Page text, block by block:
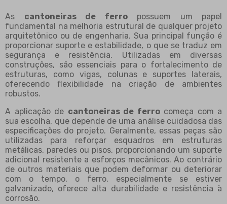
As cantoneiras de ferropossuem um papel
fundamental na melhoria estrutural de qualquer projeto
arquitetônico ou de engenharia. Sua principal função é
proporcionar suporte e estabilidade, o que se traduz em
segurança e resistência. Utilizadas em diversas
construções, são essenciais para o fortalecimento de
estruturas, como vigas, colunas e suportes laterais,
oferecendo flexibilidade na criação de ambientes
robustos.
A aplicação de cantoneiras de ferrocomeça com a
sua escolha, que depende de uma análise cuidadosa das
especificações do projeto. Geralmente, essas peças são
utilizadas para reforçar esquadros em estruturas
metálicas, paredes ou pisos, proporcionando um suporte
adicional resistente a esforços mecânicos. Ao contrário
de outros materiais que podem deformar ou deteriorar
com o tempo, o ferro, especialmente se estiver
galvanizado, oferece alta durabilidade e resistência à
corrosão.